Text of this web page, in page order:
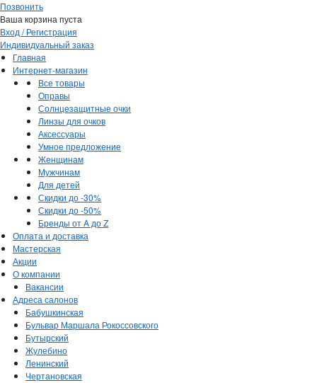
Позвонить
Ваша корзина пуста
Вход / Регистрация
Индивидуальный заказ
Главная
Интернет-магазин
Все товары
Оправы
Солнцезащитные очки
Линзы для очков
Аксессуары
Умное предложение
Женщинам
Мужчинам
Для детей
Скидки до -30%
Скидки до -50%
Бренды от A до Z
Оплата и доставка
Мастерская
Акции
О компании
Вакансии
Адреса салонов
Бабушкинская
Бульвар Маршала Рокоссовского
Бутырский
Жулебино
Ленинский
Чертановская